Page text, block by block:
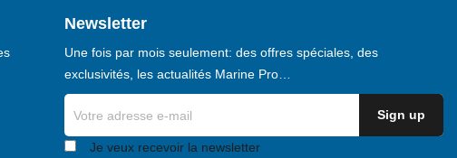
Newsletter
Une fois par mois seulement: des offres spéciales, des
exclusivités, les actualités Marine Pro…
Je veux recevoir la newsletter